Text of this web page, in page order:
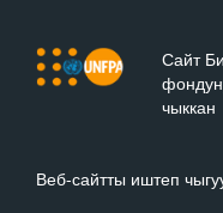
Сайт
чыккан
Веб-сайтты иштеп